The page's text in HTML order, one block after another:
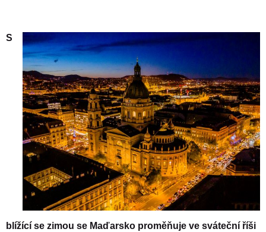
S
blížící se zimou se Maďarsko proměňuje ve sváteční říši